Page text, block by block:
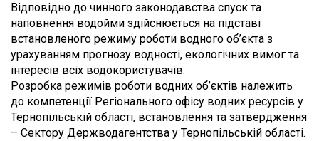
Відповідно до чинного законодавства спуск та
наповнення водойми здійснюється на підставі
встановленого режиму роботи водного об’єкта з
урахуванням прогнозу водності, екологічних вимог та
інтересів всіх водокористувачів.
Розробка режимів роботи водних об’єктів належить
до компетенції Регіонального офісу водних ресурсів у
Тернопільській області, встановлення та затвердження
– Сектору Держводагентства у Тернопільській області.